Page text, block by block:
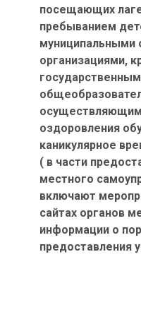
посещающих
пребыванием
муниципальными
организациями,
оздоровления
каникулярное
( в части
местного
включают
сайтах органов
информации о
предоставления